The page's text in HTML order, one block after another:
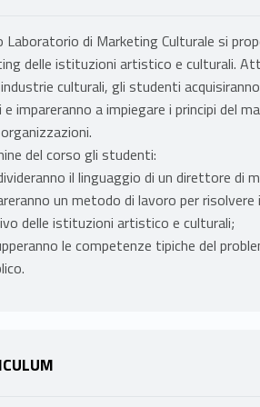
Laboratorio di Marketing Culturale si
delle istituzioni artistico e culturali.
culturali, gli studenti
impareranno a impiegare i principi del
del corso gli studenti:
il linguaggio di un direttore di
un metodo di lavoro per
delle istituzioni artistico e culturali;
le competenze tipiche del